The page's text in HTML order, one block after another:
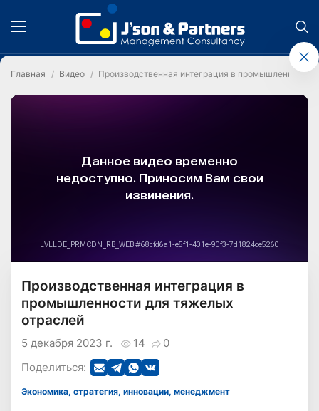
Главная Видео Производственная интеграция в промышленности
Производственная интеграция в
промышленности для тяжелых
отраслей
14 0
5 декабря 2023 г.
Поделиться:
Экономика, стратегия, инновации, менеджмент